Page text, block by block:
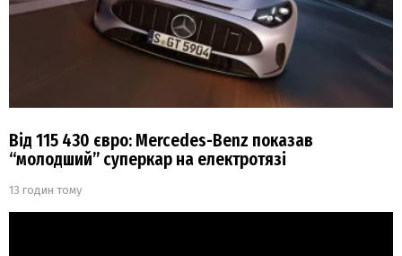
Від 115 430 євро: Mercedes-Benz показав
“молодший” суперкар на електротязі
13 годин тому